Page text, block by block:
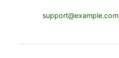
support@example.com